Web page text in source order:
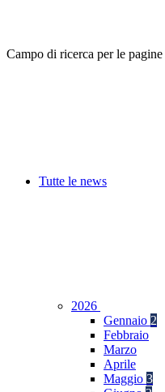
Campo di ricerca per le
Tutte le news
2026
Gennaio 2
Febbraio
Marzo
Aprile
Maggio 3